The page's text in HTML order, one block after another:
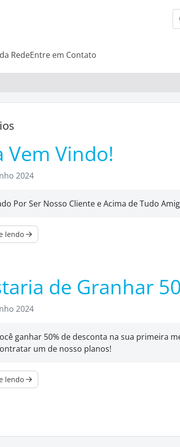
RedeEntre em Contato
Vem Vindo!
2024
Por Ser Nosso Cliente e Acima de Tudo
lendo
de Granhar
2024
ganhar 50% de desconta na sua primeira
um de nosso planos!
lendo